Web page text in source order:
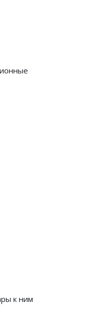
к ним